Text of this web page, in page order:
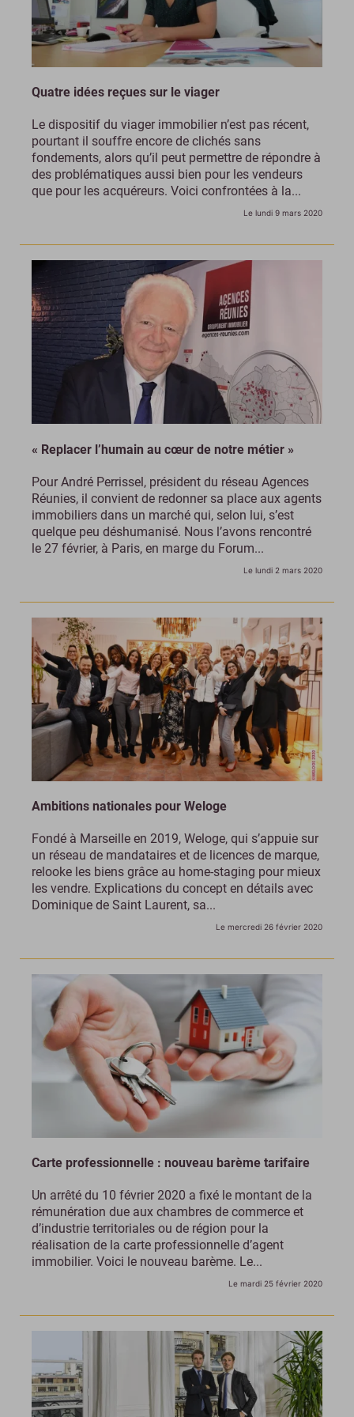
Quatre idées reçues sur le viager
Le dispositif du viager immobilier n’est pas récent,
pourtant il souffre encore de clichés sans
fondements, alors qu’il peut permettre de répondre à
des problématiques aussi bien pour les vendeurs
que pour les acquéreurs. Voici confrontées à la...
Le lundi 9 mars 2020
« Replacer l’humain au cœur de notre métier »
Pour André Perrissel, président du réseau Agences
Réunies, il convient de redonner sa place aux agents
immobiliers dans un marché qui, selon lui, s’est
quelque peu déshumanisé. Nous l’avons rencontré
le 27 février, à Paris, en marge du Forum...
Le lundi 2 mars 2020
Ambitions nationales pour Weloge
Fondé à Marseille en 2019, Weloge, qui s’appuie sur
un réseau de mandataires et de licences de marque,
relooke les biens grâce au home-staging pour mieux
les vendre. Explications du concept en détails avec
Dominique de Saint Laurent, sa...
Le mercredi 26 février 2020
Carte professionnelle : nouveau barème tarifaire
Un arrêté du 10 février 2020 a fixé le montant de la
rémunération due aux chambres de commerce et
d’industrie territoriales ou de région pour la
réalisation de la carte professionnelle d’agent
immobilier. Voici le nouveau barème. Le...
Le mardi 25 février 2020